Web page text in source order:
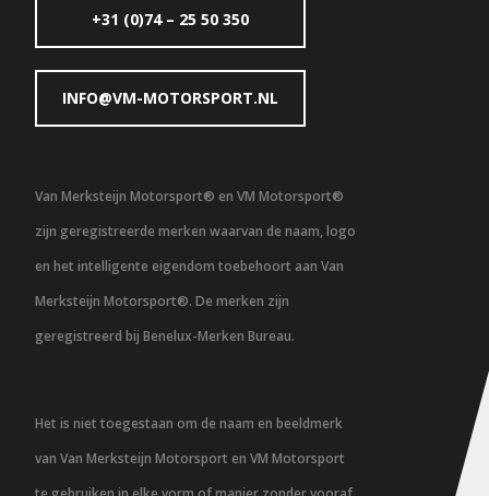
+31 (0)74 – 25 50 350
INFO@VM-MOTORSPORT.NL
Van Merksteijn Motorsport® en VM Motorsport®
zijn geregistreerde merken waarvan de naam, logo
en het intelligente eigendom toebehoort aan Van
Merksteijn Motorsport®. De merken zijn
geregistreerd bij Benelux-Merken Bureau.
Het is niet toegestaan om de naam en beeldmerk
van Van Merksteijn Motorsport en VM Motorsport